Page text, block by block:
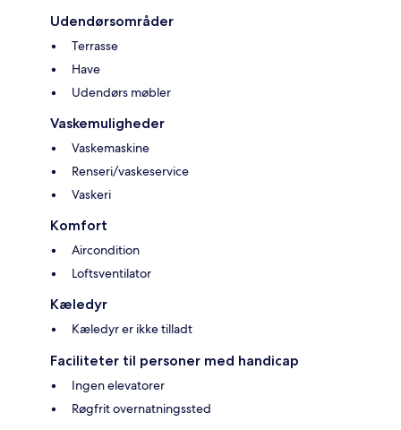
Udendørsområder
Terrasse
Have
Udendørs møbler
Vaskemuligheder
Vaskemaskine
Renseri/vaskeservice
Vaskeri
Komfort
Aircondition
Loftsventilator
Kæledyr
Kæledyr er ikke tilladt
Faciliteter til personer med handicap
Ingen elevatorer
Røgfrit overnatningssted